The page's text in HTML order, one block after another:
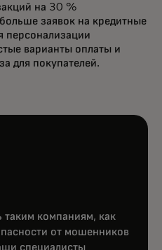
мошенничества
применяя наши
предотвращения
на 30 %
заявок на кредитные
персонализации
варианты оплаты и
для покупателей.
компаниям, как
от мошенников
специалисты